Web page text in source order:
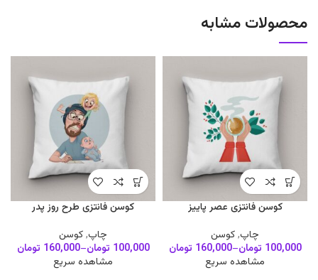
محصولات مشابه
کوسن فانتزی عصر پاییز
چاپ,کوسن
100,000 تومان–
160,000 تومان
مشاهده سریع
کوسن فانتزی طرح روز پدر
چاپ,کوسن
100,000 تومان–
160,000 تومان
مشاهده سریع